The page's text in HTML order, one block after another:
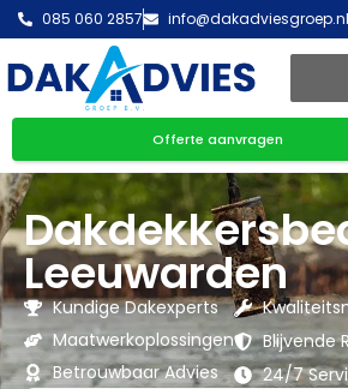
085 060 2857 info@dakadviesgroep.nl
Offerte aanvragen
Leeuwarden
Kundige Dakexperts
Maatwerkoplossingen
Betrouwbaar Advies
Blijvende
24/7